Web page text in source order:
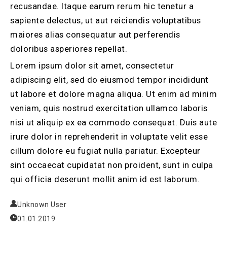
recusandae. Itaque earum rerum hic tenetur a
sapiente delectus, ut aut reiciendis voluptatibus
maiores alias consequatur aut perferendis
doloribus asperiores repellat.
Lorem ipsum dolor sit amet, consectetur
adipiscing elit, sed do eiusmod tempor incididunt
ut labore et dolore magna aliqua. Ut enim ad minim
veniam, quis nostrud exercitation ullamco laboris
nisi ut aliquip ex ea commodo consequat. Duis aute
irure dolor in reprehenderit in voluptate velit esse
cillum dolore eu fugiat nulla pariatur. Excepteur
sint occaecat cupidatat non proident, sunt in culpa
qui officia deserunt mollit anim id est laborum.
Unknown User
01.01.2019